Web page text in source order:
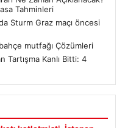
Tahminleri
Sturm Graz maçı öncesi
mutfağı Çözümleri
Tartışma Kanlı Bitti: 4